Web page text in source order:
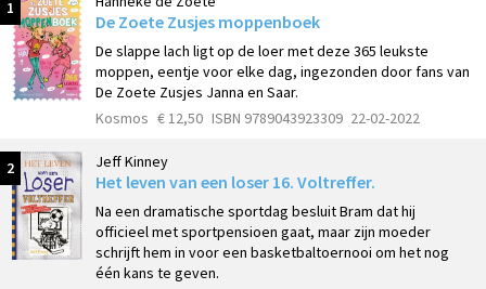
1
De Zoete Zusjes moppenboek
De slappe lach ligt op de loer met deze 365 leukste
moppen, eentje voor elke dag, ingezonden door fans van
De Zoete Zusjes Janna en Saar.
Kosmos € 12,50 ISBN 9789043923309 22-02-2022
2 Jeff Kinney
Het leven van een loser 16. Voltreffer.
Na een dramatische sportdag besluit Bram dat hij
officieel met sportpensioen gaat, maar zijn moeder
schrijft hem in voor een basketbaltoernooi om het nog
één kans te geven.